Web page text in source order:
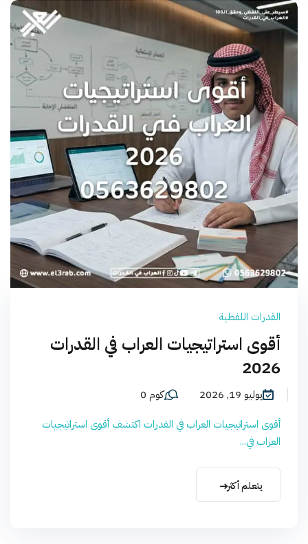
القدرات اللفظية
أقوى استراتيجيات العراب في القدرات
2026
يوليو 19, 2026
كوم 0
أقوى استراتيجيات العراب في القدرات اكتشف أقوى استراتيجيات
العراب في...
يتعلم أكثر